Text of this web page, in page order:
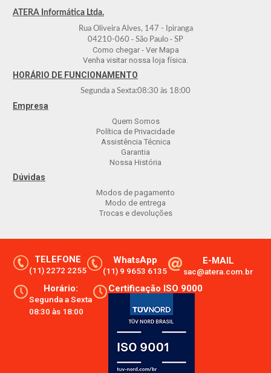
ATERA Informática Ltda.
Rua Oliveira Alves, 147 - Ipiranga
04210-060 - São Paulo - SP
Como chegar - Ver Mapa
Venha visitar nossa loja física.
HORÁRIO DE FUNCIONAMENTO
Segunda a Sexta:08:30 às 18:00
Empresa
Quem Somos
Política de Privacidade
Assistência Técnica
Garantia
Nossa História
Dúvidas
Modos de pagamento
Modo de entrega
Trocas e devoluções
TELEFONE
(11) 2272 2255
WhatsApp
(11) 9 9653 6135
E-MAIL
sac@atera.com.br
Horário:
Segunda a Sexta
08:30 às 18:00
Certificação ISO 9000